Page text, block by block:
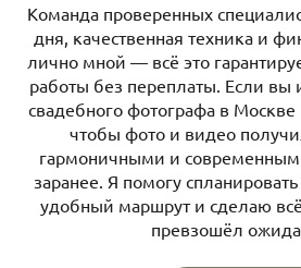
Команда проверенных
дня, качественная техника и
лично мной — всё это
работы без переплаты. Если вы
свадебного фотографа в Москве
чтобы фото и видео
гармоничными и
заранее. Я помогу
удобный маршрут и сделаю
превзошёл